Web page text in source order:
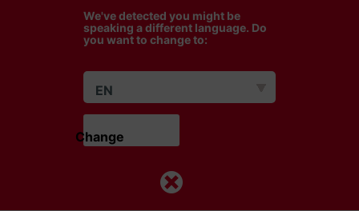
We've detected you might be
speaking a different language. Do
you want to change to:
EN
Change